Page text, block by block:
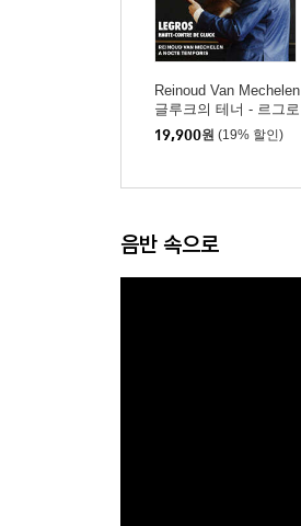
Reinoud Van Mechelen
글루크의 테너 - 르그로
스를 위한 아리아 (Legr
os, Haute-Contre de Gl
19,900원 (19% 할인)
음반 속으로